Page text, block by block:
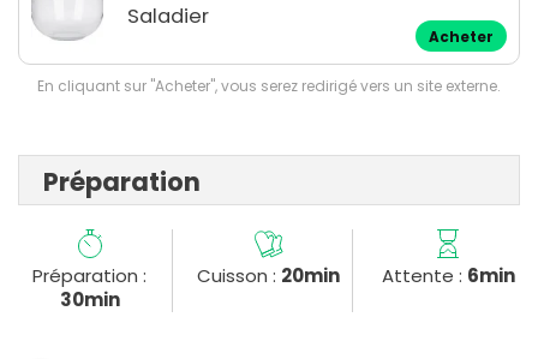
Saladier
Acheter
En cliquant sur "Acheter", vous serez redirigé vers un site externe.
Préparation
Préparation :
30min
Cuisson : 20min Attente : 6min